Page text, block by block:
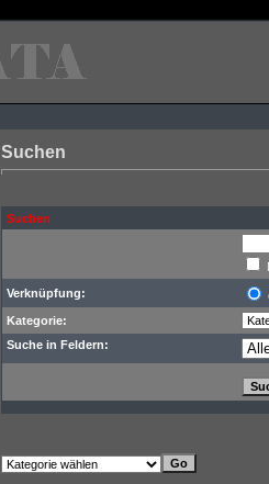
Suchen
Suchen
Verknüpfung:
Kategorie:
Suche in Feldern: